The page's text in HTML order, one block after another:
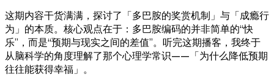
这期内容干货满满，探讨了「多巴胺的奖赏机制」与「成瘾行
为」的本质。核心观点在于：多巴胺编码的并非简单的“快
乐”，而是“预期与现实之间的差值”。听完这期播客，我终于
从脑科学的角度理解了那个心理学常识——「为什么降低预期
往往能获得幸福」。